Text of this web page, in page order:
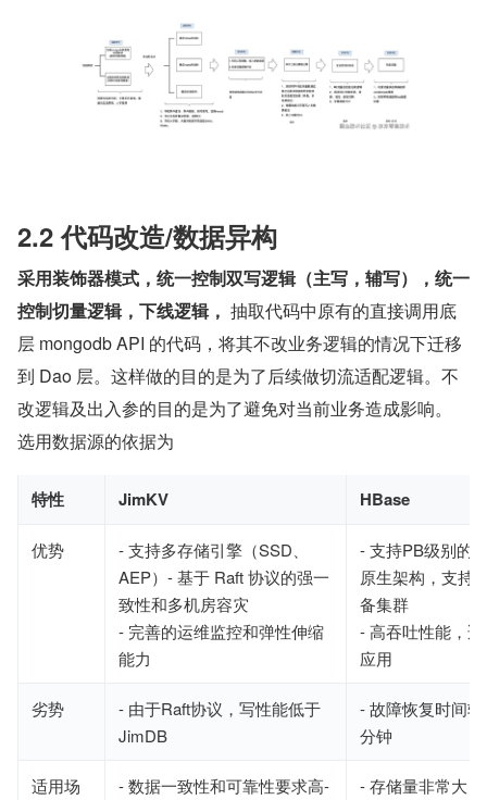
2.2 代码改造/数据异构
采用装饰器模式，统一控制双写逻辑（主写，辅写），统一
控制切量逻辑，下线逻辑， 抽取代码中原有的直接调用底
层 mongodb API 的代码，将其不改业务逻辑的情况下迁移
到 Dao 层。这样做的目的是为了后续做切流适配逻辑。不
改逻辑及出入参的目的是为了避免对当前业务造成影响。
选用数据源的依据为
特性 JimKV HBase
优势
- 支持多存储引擎（SSD、
AEP）- 基于 Raft 协议的强一
致性和多机房容灾
- 完善的运维监控和弹性伸缩
能力
- 支持PB级别的
原生架构，支持
备集群
- 高吞吐性能，
应用
劣势
- 由于Raft协议，写性能低于
JimDB
- 故障恢复时间
分钟
适用场
- 数据一致性和可靠性要求高-
- 存储量非常大